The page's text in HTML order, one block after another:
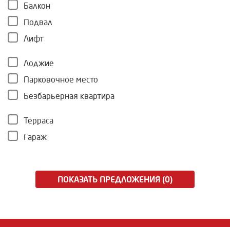
Балкон
Подвал
Лифт
Лоджие
Парковочное место
Безбарьерная квартира
Терраса
Гараж
ПОКАЗАТЬ ПРЕДЛОЖЕНИЯ (0)